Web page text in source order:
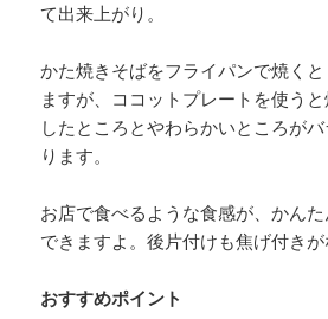
て出来上がり。
かた焼きそばをフライパンで焼く
ますが、ココットプレートを使う
したところとやわらかいところが
ります。
お店で食べるような食感が、かん
できますよ。後片付けも焦げ付きが
おすすめポイント